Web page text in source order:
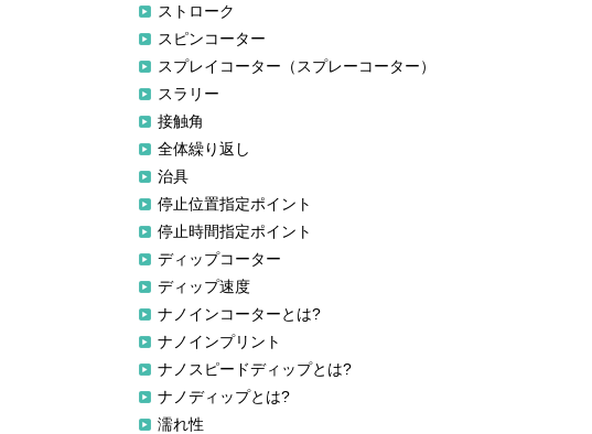
ストローク
スピンコーター
スプレイコーター（スプレーコーター）
スラリー
接触角
全体繰り返し
治具
停止位置指定ポイント
停止時間指定ポイント
ディップコーター
ディップ速度
ナノインコーターとは?
ナノインプリント
ナノスピードディップとは?
ナノディップとは?
濡れ性